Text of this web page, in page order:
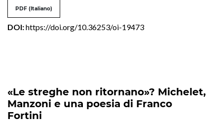
PDF (Italiano)
DOI:https://doi.org/10.36253/oi-19473
«Le streghe non ritornano»? Michelet,
Manzoni e una poesia di Franco
Fortini